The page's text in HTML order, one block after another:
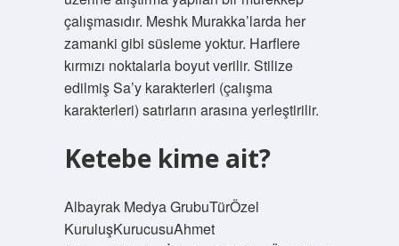
çalışmasıdır. Meshk Murakka’larda her
zamanki gibi süsleme yoktur. Harflere
kırmızı noktalarla boyut verilir. Stilize
edilmiş Sa’y karakterleri (çalışma
karakterleri) satırların arasına yerleştirilir.
Ketebe kime ait?
Albayrak Medya GrubuTürÖzel
KuruluşKurucusuAhmet